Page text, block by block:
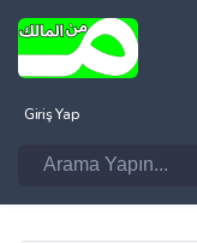
Giriş Yap